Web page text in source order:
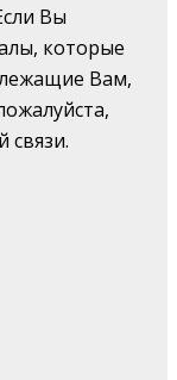
Вы
которые
Вам,
связи.